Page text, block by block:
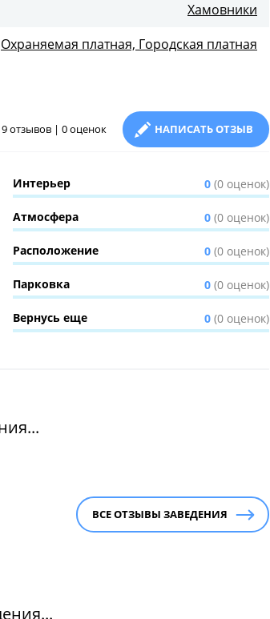
Хамовники
Охраняемая платная, Городская платная
9 отзывов | 0 оценок НАПИСАТЬ ОТЗЫВ
Интерьер 0 (0 оценок)
Атмосфера 0 (0 оценок)
Расположение 0 (0 оценок)
Парковка 0 (0 оценок)
Вернусь еще 0 (0 оценок)
ВСЕ ОТЗЫВЫ ЗАВЕДЕНИЯ